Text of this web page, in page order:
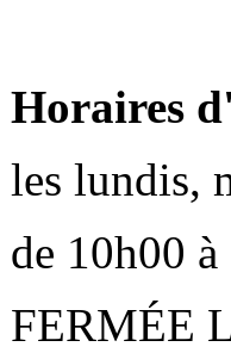
Horaires
les lundis,
de 10h00
FERMÉE